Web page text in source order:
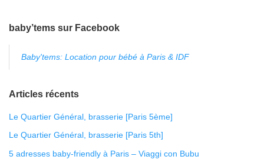
baby’tems sur Facebook
Baby'tems: Location pour bébé à Paris & IDF
Articles récents
Le Quartier Général, brasserie [Paris 5ème]
Le Quartier Général, brasserie [Paris 5th]
5 adresses baby-friendly à Paris – Viaggi con Bubu